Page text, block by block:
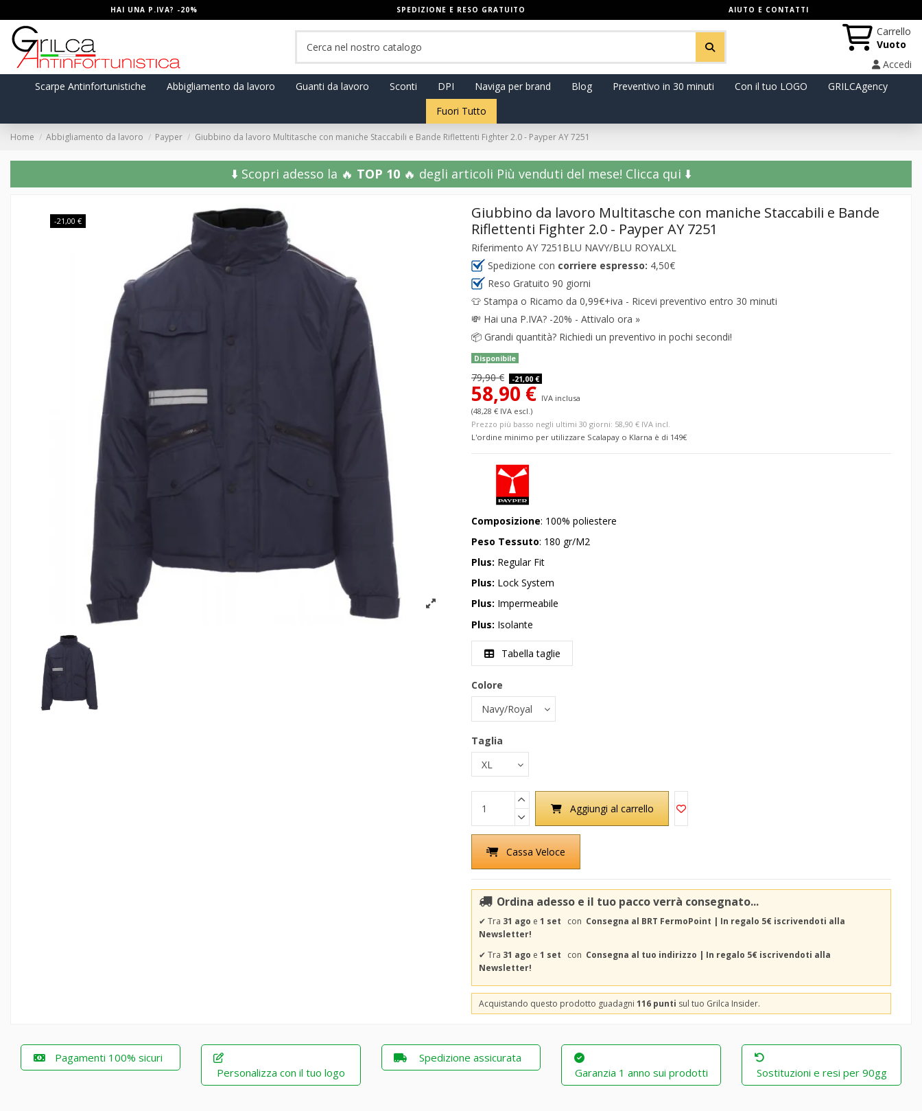
HAI UNA P.IVA? -20% SPEDIZIONE E RESO GRATUITO AIUTO E CONTATTI
Carrello
Vuoto
Accedi
Scarpe Antinfortunistiche
Abbigliamento da lavoro Guanti da lavoro Sconti DPI Naviga per brand Blog Preventivo in 30 minuti Con il tuo LOGO
GRILCAgency
Fuori Tutto
Home Abbigliamento da lavoro Payper Giubbino da lavoro Multitasche con maniche Staccabili e Bande Riflettenti Fighter 2.0 - Payper AY 7251
⬇️ Scopri adesso la 🔥 TOP 10🔥 degli articoli Più venduti del mese!️ Clicca qui ⬇️
-21,00 €
Giubbino da lavoro Multitasche con maniche Staccabili e Bande
Riflettenti Fighter 2.0 - Payper AY 7251
Riferimento AY 7251BLU NAVY/BLU ROYALXL
Spedizione con corriere espresso: 4,50€
Reso Gratuito 90 giorni
👕 Stampa o Ricamo da 0,99€+iva - Ricevi preventivo entro 30 minuti
💸 Hai una P.IVA? -20% - Attivalo ora »
📦 Grandi quantità? Richiedi un preventivo in pochi secondi!
Disponibile
79,90 € -21,00 €
58,90 € IVA inclusa
(48,28 € IVA escl.)
Prezzo più basso negli ultimi 30 giorni: 58,90 € IVA incl.
L'ordine minimo per utilizzare Scalapay o Klarna è di 149€
Composizione: 100% poliestere
Peso Tessuto: 180 gr/M2
Plus: Regular Fit
Plus: Lock System
Plus: Impermeabile
Plus: Isolante
Tabella taglie
Colore
Taglia
Aggiungi al carrello
Cassa Veloce
Ordina adesso e il tuo pacco verrà consegnato...
✔ Tra 31 ago e 1 set con Consegna al BRT FermoPoint | In regalo 5€ iscrivendoti alla
Newsletter!
✔ Tra 31 ago e 1 set con Consegna al tuo indirizzo | In regalo 5€ iscrivendoti alla
Newsletter!
Acquistando questo prodotto guadagni 116 punti sul tuo Grilca Insider.
Pagamenti 100% sicuri
Personalizza con il tuo logo
Spedizione assicurata
Garanzia 1 anno sui prodotti
Sostituzioni e resi per 90gg